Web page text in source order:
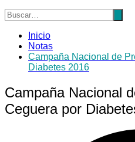
Inicio
Notas
Campaña Nacional de
Diabetes 2016
Campaña Nacional
Ceguera por